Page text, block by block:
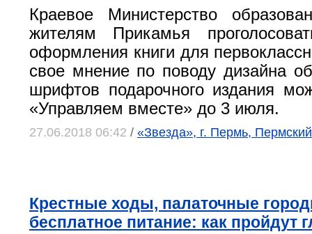
Краевое Министерство
жителям Прикамья
оформления книги для
свое мнение по поводу дизайна
шрифтов подарочного издания
«Управляем вместе» до 3 июля.
27.06.2018 06:42 / «Звезда», г. Пермь,
Крестные ходы, палаточные
бесплатное питание: как пройдут